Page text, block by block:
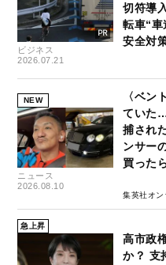
ビジネス
2026.07.21
切符導
転車“
安全対
NEW
ニュース
2026.08.10
〈ベン
ていた
捕され
ンサー
買った
集英社オ
急上昇
高市政
か？ 支